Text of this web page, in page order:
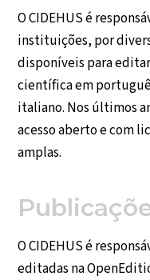
O CIDEHUS é
instituições, por
disponíveis para
científica em
italiano. Nos últimos
acesso aberto e com
amplas.
O CIDEHUS é
editadas na